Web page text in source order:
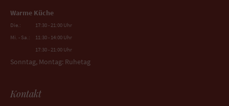
Warme Küche
Die.:
17:30 - 21:00 Uhr
Mi. - Sa.:
11:30 - 14:00 Uhr
17:30 - 21:00 Uhr
Sonntag, Montag: Ruhetag
Kontakt